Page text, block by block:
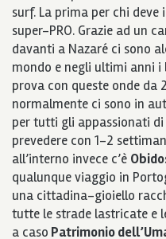
surf. La prima per chi
super-PRO. Grazie ad un
davanti a Nazaré ci sono
mondo e negli ultimi anni i
prova con queste onde da
normalmente ci sono in
per tutti gli appassionati
prevedere con 1-2
all’interno invece c’è
qualunque viaggio in
una cittadina-gioiello
tutte le strade lastricate e
a caso Patrimonio